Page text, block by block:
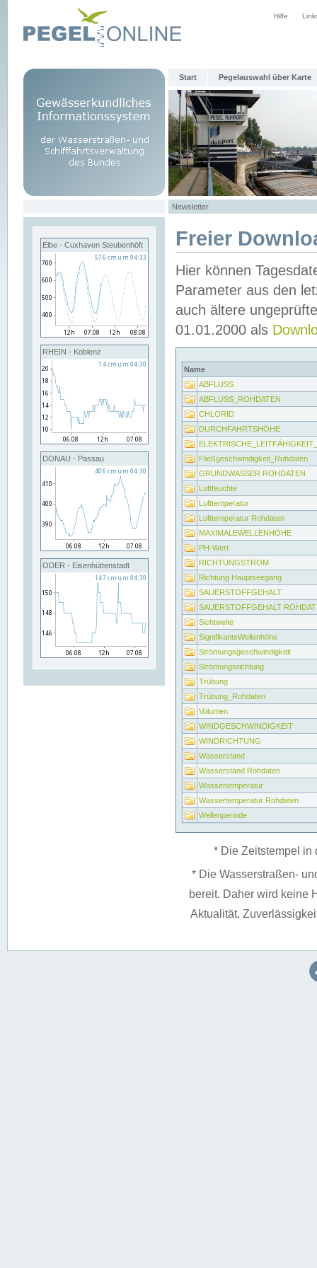
Hilfe
Start Pegelauswahl über Karte
Newsletter
Elbe - Cuxhaven Steubenhöft
RHEIN - Koblenz
DONAU - Passau
ODER - Eisenhüttenstadt
Freier
Hier können
Parameter aus den
auch ältere
01.01.2000 als
Name
ABFLUSS
ABFLUSS_ROHDATEN
CHLORID
DURCHFAHRTSHÖHE
Fließgeschwindigkeit_Rohdaten
GRUNDWASSER ROHDATEN
Luftfeuchte
Lufttemperatur
Lufttemperatur Rohdaten
MAXIMALEWELLENHÖHE
PH-Wert
RICHTUNGSTROM
Richtung Hauptseegang
SAUERSTOFFGEHALT
SAUERSTOFFGEHALT
Sichtweite
SignifikanteWellenhöhe
Strömungsgeschwindigkeit
Strömungsrichtung
Trübung
Trübung_Rohdaten
Volumen
WINDGESCHWINDIGKEIT
WINDRICHTUNG
Wasserstand
Wasserstand Rohdaten
Wassertemperatur
Wassertemperatur Rohdaten
Wellenperiode
* Die Zeitstempel in
* Die Wasserstraßen-
bereit. Daher wird keine
Aktualität,